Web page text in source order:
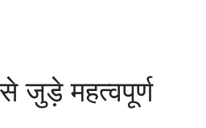
जुड़े महत्वपूर्ण